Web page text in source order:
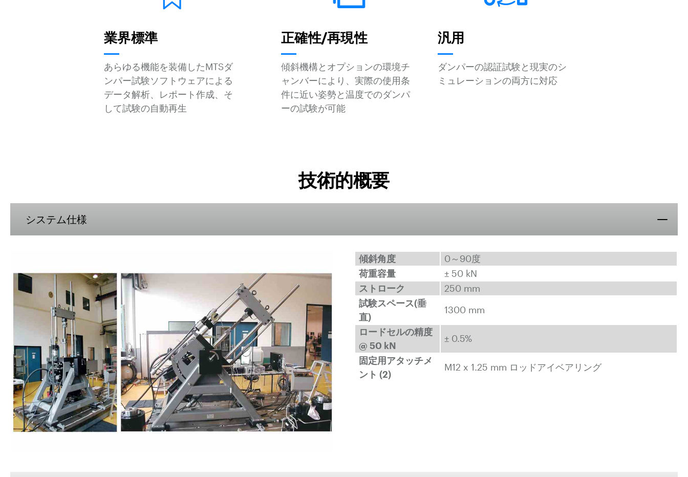
業界標準
あらゆる機能を装備したMTSダ
ンパー試験ソフトウェアによる
データ解析、レポート作成、そ
して試験の自動再生
正確性/再現性
傾斜機構とオプションの環境チ
ャンバーにより、実際の使用条
件に近い姿勢と温度でのダンパ
ーの試験が可能
汎用
ダンパーの認証試験と現実のシ
ミュレーションの両方に対応
技術的概要
システム仕様
傾斜角度
0～90度
荷重容量
± 50 kN
ストローク
250 mm
試験スペース(垂
直)
1300 mm
ロードセルの精度
@ 50 kN
± 0.5%
固定用アタッチメ
ント (2)
M12 x 1.25 mm ロッドアイベアリング